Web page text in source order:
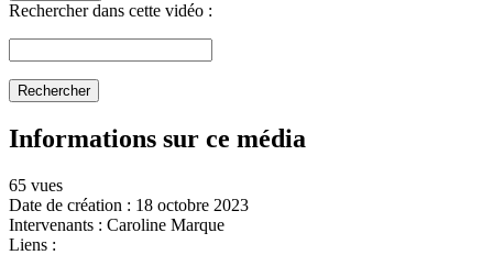
Rechercher dans cette vidéo :
Rechercher
Informations sur ce média
65 vues
Date de création : 18 octobre 2023
Intervenants : Caroline Marque
Liens :